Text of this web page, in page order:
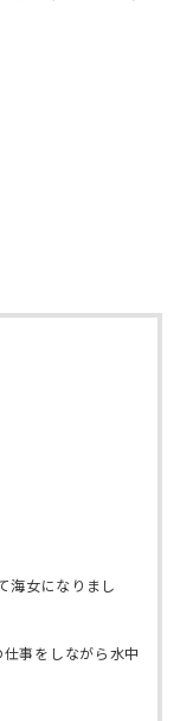
海女になりまし
事をしながら水中